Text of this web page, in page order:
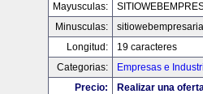
Mayusculas:
Minusculas:
Longitud:
19 caracteres
Categorias:
Empresas e
Precio:
Realizar una